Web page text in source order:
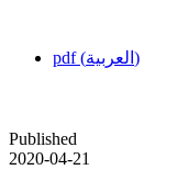
pdf (العربية)
Published
2020-04-21